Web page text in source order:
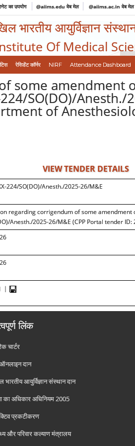
का उपयोग @aiims.edu वेब मेल @aiims.ac.in वेब मेल
भारतीय आयुर्विज्ञान
Of Medical
रेसिडेंट कॉर्नर NIRF Attendance Dashboard
some amendment
SO(DO)/Anesth./
of
VIEW TENDER DETAILS
224/SO(DO)/Anesth./2025-26/M&E
regarding corrigendum of some amendment
Anesth./2025-26/M&E (CPP Portal tender
लिंक
चार्टर
दान
भारतीय आयुर्विज्ञान संस्थान दान
का अधिकार अधिनियम 2005
प्रकटीकरण
और परिवार कल्याण मंत्रालय